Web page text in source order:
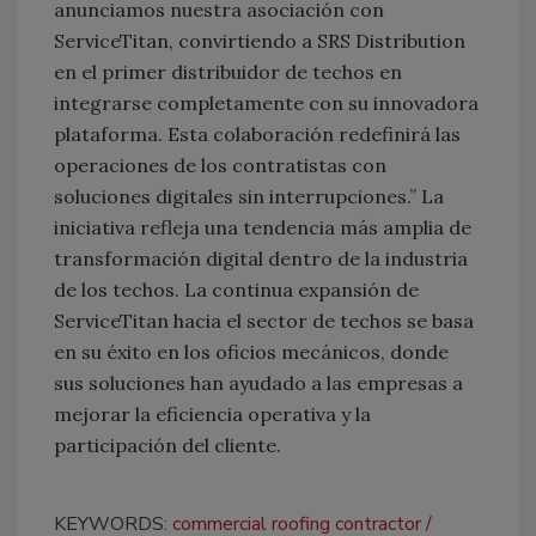
anunciamos nuestra asociación con
ServiceTitan, convirtiendo a SRS Distribution
en el primer distribuidor de techos en
integrarse completamente con su innovadora
plataforma. Esta colaboración redefinirá las
operaciones de los contratistas con
soluciones digitales sin interrupciones.” La
iniciativa refleja una tendencia más amplia de
transformación digital dentro de la industria
de los techos. La continua expansión de
ServiceTitan hacia el sector de techos se basa
en su éxito en los oficios mecánicos, donde
sus soluciones han ayudado a las empresas a
mejorar la eficiencia operativa y la
participación del cliente.
KEYWORDS: commercial roofing contractor